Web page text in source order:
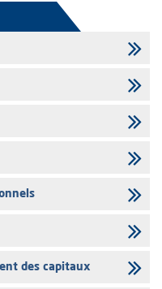
réalisées par les
réalisées par les
d’information relatif au
réalisées par les
par l'AMMC pour le
des capitaux